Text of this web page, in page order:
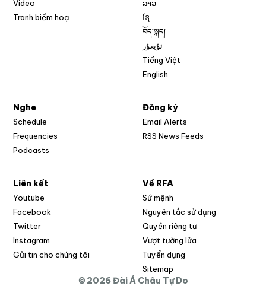
Video
Tranh biếm hoạ
ລາວ
ខ្មែ
བོད་སྐད།
ئۇيغۇر
Tiếng Việt
English
Nghe
Schedule
Frequencies
Podcasts
Đăng ký
Email Alerts
RSS News Feeds
Liên kết
Youtube
Facebook
Twitter
Instagram
Gửi tin cho chúng tôi
Về RFA
Sứ mệnh
Nguyên tắc sử dụng
Quyền riêng tư
Vượt tường lửa
Tuyển dụng
Sitemap
© 2026 Đài Á Châu Tự Do